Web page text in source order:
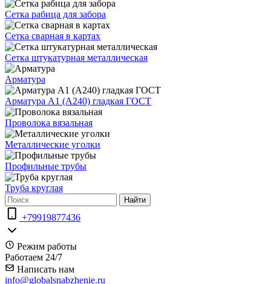
Сетка рабица для забора
Сетка сварная в картах
Сетка штукатурная металлическая
Арматура
Арматура А1 (А240) гладкая ГОСТ
Проволока вязальная
Металлические уголки
Профильные трубы
Труба круглая
Найти
+79919877436
Режим работы
Работаем 24/7
Написать нам
info@globalsnabzhenie.ru